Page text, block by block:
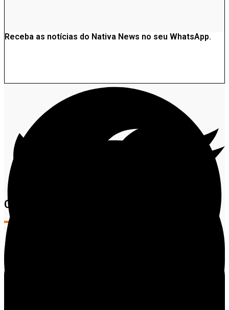
Receba as notícias do Nativa News no seu WhatsApp.
Comentários
Compartilhe